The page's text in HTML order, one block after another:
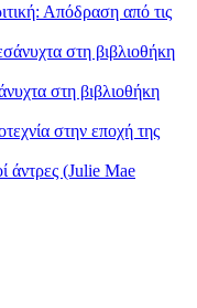
Απόδραση από τις
στη βιβλιοθήκη
στη βιβλιοθήκη
στην εποχή της
άντρες (Julie Mae